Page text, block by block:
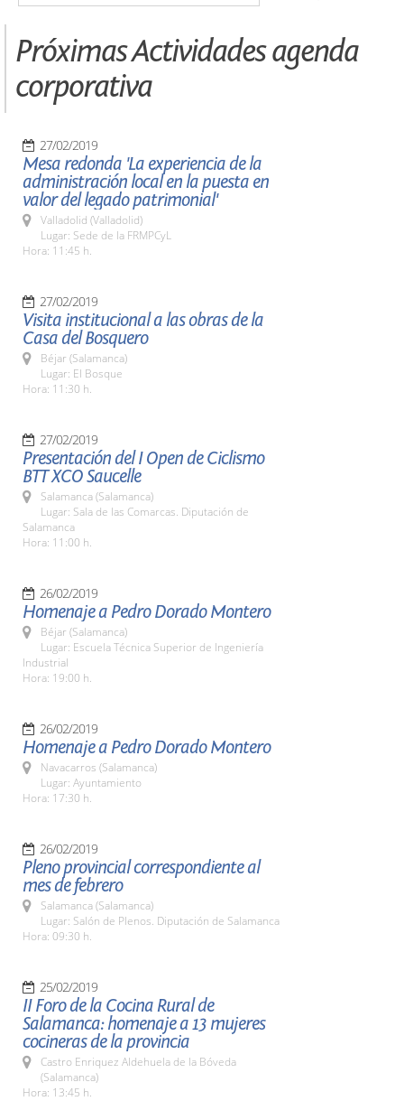
Próximas Actividades agenda
corporativa
27/02/2019
Mesa redonda 'La experiencia de la
administración local en la puesta en
valor del legado patrimonial'
Valladolid (Valladolid)
Lugar: Sede de la FRMPCyL
Hora: 11:45 h.
27/02/2019
Visita institucional a las obras de la
Casa del Bosquero
Béjar (Salamanca)
Lugar: El Bosque
Hora: 11:30 h.
27/02/2019
Presentación del I Open de Ciclismo
BTT XCO Saucelle
Salamanca (Salamanca)
Lugar: Sala de las Comarcas. Diputación de
Salamanca
Hora: 11:00 h.
26/02/2019
Homenaje a Pedro Dorado Montero
Béjar (Salamanca)
Lugar: Escuela Técnica Superior de Ingeniería
Industrial
Hora: 19:00 h.
26/02/2019
Homenaje a Pedro Dorado Montero
Navacarros (Salamanca)
Lugar: Ayuntamiento
Hora: 17:30 h.
26/02/2019
Pleno provincial correspondiente al
mes de febrero
Salamanca (Salamanca)
Lugar: Salón de Plenos. Diputación de Salamanca
Hora: 09:30 h.
25/02/2019
II Foro de la Cocina Rural de
Salamanca: homenaje a 13 mujeres
cocineras de la provincia
Castro Enriquez Aldehuela de la Bóveda
(Salamanca)
Hora: 13:45 h.